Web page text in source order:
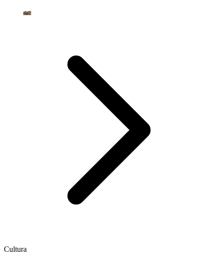
Cultura